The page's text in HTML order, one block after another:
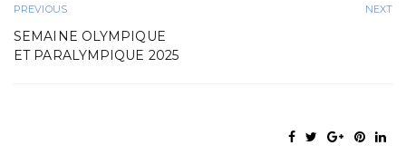
PREVIOUS
SEMAINE OLYMPIQUE
ET PARALYMPIQUE 2025
NEXT